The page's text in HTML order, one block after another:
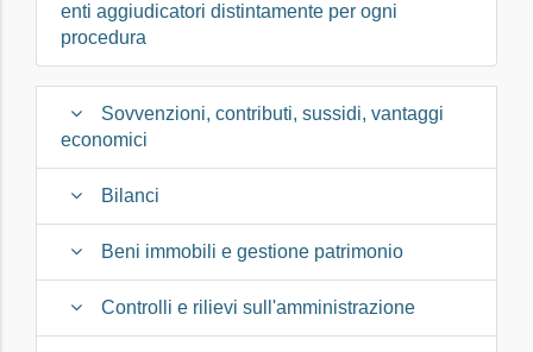
enti aggiudicatori distintamente per ogni
procedura
Sovvenzioni, contributi, sussidi, vantaggi
economici
Bilanci
Beni immobili e gestione patrimonio
Controlli e rilievi sull'amministrazione